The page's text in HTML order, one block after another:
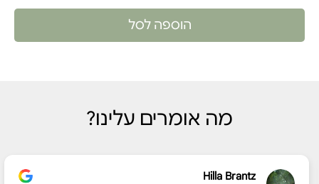
הוספה לסל
מה אומרים עלינו?
Hilla Brantz